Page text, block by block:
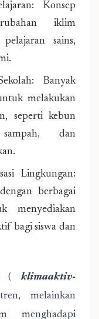
Konsep
iklim
sains,
Banyak
melakukan
seperti kebun
dan
Lingkungan:
berbagai
menyediakan
bagi siswa dan
( klimaaktiv-
melainkan
menghadapi